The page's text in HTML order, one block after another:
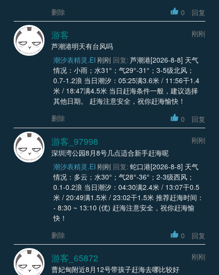
删除
0 回复
游客
刚刚
芦潮港明天有台风吗
潮汐表精灵.EI 刚刚 回复: 芦潮港[2026-8-8] 天气
情况：小雨；水31°；气29°-31°；3-5级北风；
0.7-1.2浪 当日潮汐：05:25满3.6米 / 11:56干1.4
米 / 18:47满4.5米 当日赶海条件一般，建议选择
其他日期。 赶海注意安全，祝你赶海愉快！
删除
0 回复
游客_97998
刚刚
深圳湾公园8月8号几点适合新手赶海呢
潮汐表精灵.EI 刚刚 回复: 蛇口港[2026-8-8] 天气
情况：多云；水30°；气28°-36°；2-3级西风；
0.1-0.2浪 当日潮汐：04:30满2.4米 / 13:07干0.5
米 / 20:49满1.5米 / 23:02干1.5米 推荐赶海时间：
- 8:30 ~ 13:10 (优) 赶海注意安全，祝你赶海愉
快！
删除
0 回复
游客_65872
刚刚
曹妃甸附近8月12号带孩子赶海去哪比较好